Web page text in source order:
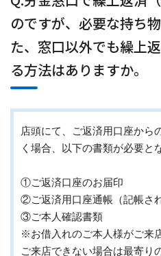
のですが、必要な持ち
た、窓口以外でも繰上
る方法はありますか。
店頭にて、ご返済用口座から
く場合、以下の書類が必要と
①ご返済口座のお届印
②ご返済用口座通帳（記帳さ
③ご本人確認書類
※お借入れのご本人様がご来
ご来店できない場合は最寄り